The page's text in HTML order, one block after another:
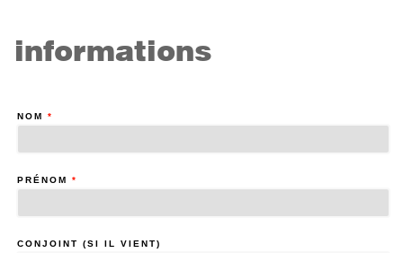
service
Dombes
informations
NOM *
PRÉNOM *
CONJOINT (SI IL VIENT)